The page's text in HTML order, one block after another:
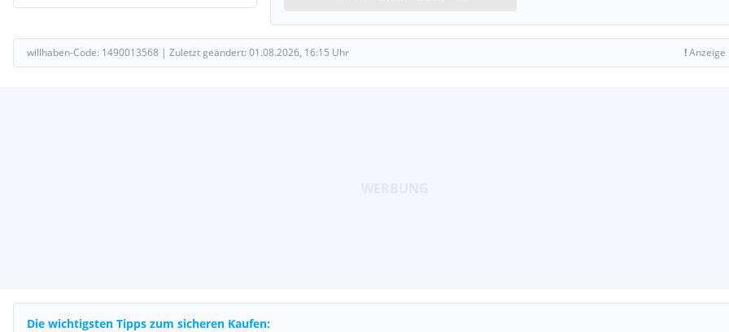
willhaben-Code: 1490013568 | Zuletzt geändert: 01.08.2026, 16:15 Uhr !Anzeige
Die wichtigsten Tipps zum sicheren Kaufen: